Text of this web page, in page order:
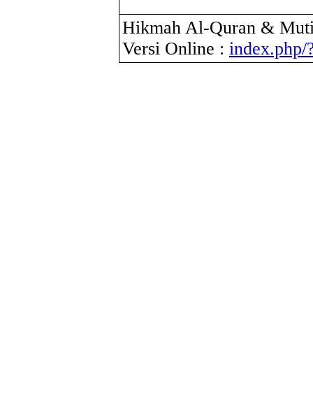
Hikmah Al-Quran &
Versi Online :